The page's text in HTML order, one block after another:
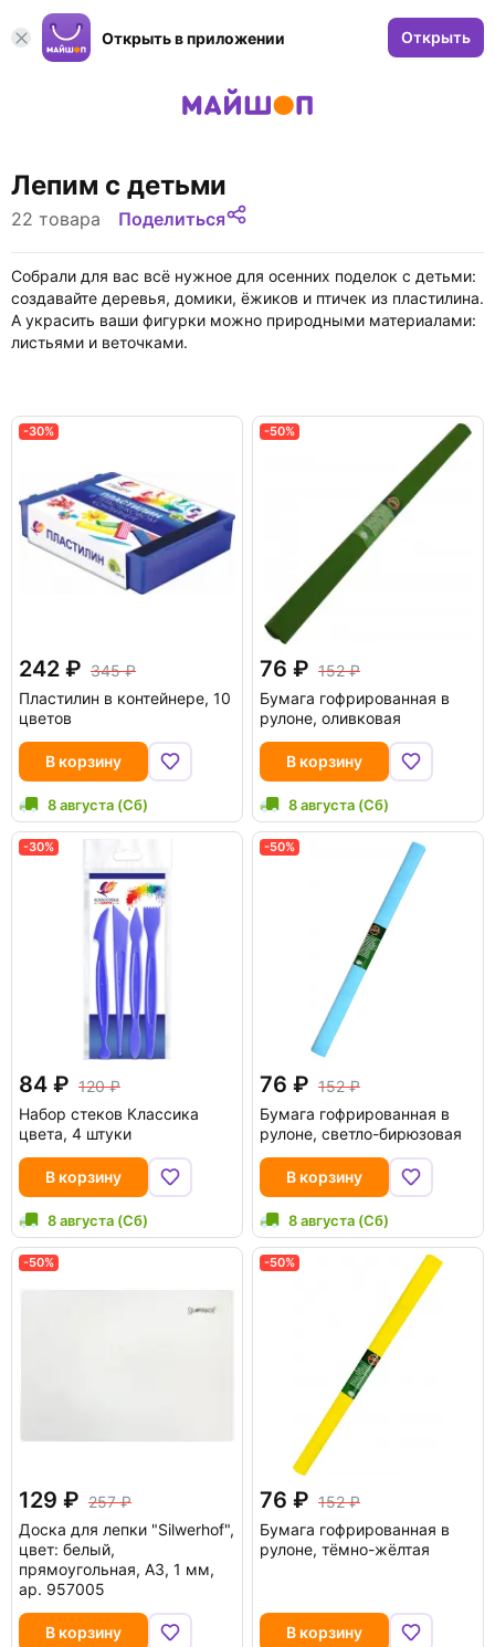
Открыть в приложении Открыть
Лепим с детьми
22 товара Поделиться
Собрали для вас всё нужное для осенних поделок с детьми:
создавайте деревья, домики, ёжиков и птичек из пластилина.
А украсить ваши фигурки можно природными материалами:
листьями и веточками.
-30%
242
345
Пластилин в контейнере, 10
цветов
В корзину
8 августа (Сб)
-50%
76
152
Бумага гофрированная в
рулоне, оливковая
В корзину
8 августа (Сб)
-30%
84
120
Набор стеков Классика
цвета, 4 штуки
В корзину
8 августа (Сб)
-50%
76
152
Бумага гофрированная в
рулоне, светло-бирюзовая
В корзину
8 августа (Сб)
-50%
129
257
Доска для лепки "Silwerhof",
цвет: белый,
прямоугольная, A3, 1 мм,
ар. 957005
В корзину
-50%
76
152
Бумага гофрированная в
рулоне, тёмно-жёлтая
В корзину